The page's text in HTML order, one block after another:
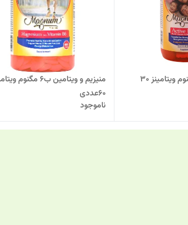
قرص اکتیو دیلی مگنوم ویتامینز 30
منیزیم و ویتامین ب6 مگنوم
60عددی
ناموجود